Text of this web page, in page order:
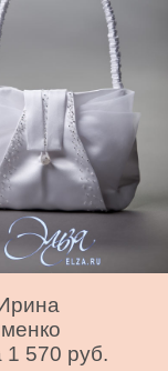
1 570 руб.